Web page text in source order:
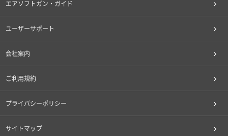
エアソフトガン・ガイド
ユーザーサポート
会社案内
ご利用規約
プライバシーポリシー
サイトマップ